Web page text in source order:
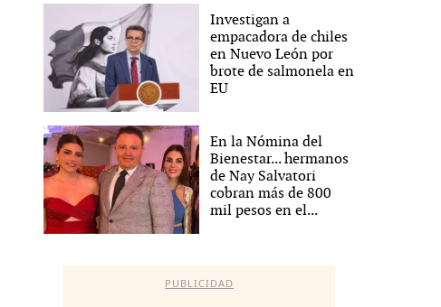
Investigan a
empacadora de chiles
en Nuevo León por
brote de salmonela en
EU
En la Nómina del
Bienestar... hermanos
de Nay Salvatori
cobran más de 800
mil pesos en el...
PUBLICIDAD